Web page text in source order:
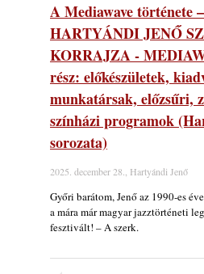
A Mediawave története
HARTYÁNDI JENŐ
KORRAJZA -
rész: előkészületek,
munkatársak, előzsűri,
színházi programok
sorozata)
2025. december 28., Hartyándi Jenő
Győri barátom, Jenő az 1990-es
a mára már magyar jazztörténeti
fesztivált! – A szerk.